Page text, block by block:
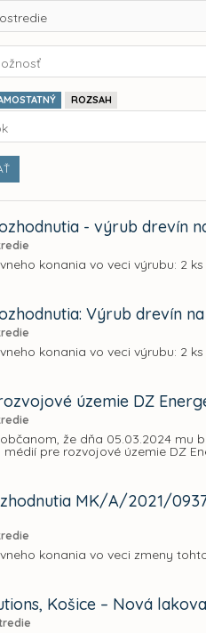
ROZSAH
- výrub drevín
konania vo veci výrubu: 2
Výrub drevín na
konania vo veci výrubu: 2
územie DZ
že dňa 05.03.2024
pre rozvojové územie DZ
MK/A/2021/
konania vo veci zmeny
Košice – Nová